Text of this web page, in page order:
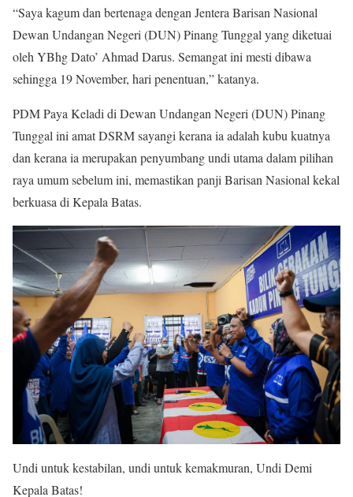
“Saya kagum dan bertenaga dengan Jentera Barisan Nasional
Dewan Undangan Negeri (DUN) Pinang Tunggal yang diketuai
oleh YBhg Dato’ Ahmad Darus. Semangat ini mesti dibawa
sehingga 19 November, hari penentuan,” katanya.
PDM Paya Keladi di Dewan Undangan Negeri (DUN) Pinang
Tunggal ini amat DSRM sayangi kerana ia adalah kubu kuatnya
dan kerana ia merupakan penyumbang undi utama dalam pilihan
raya umum sebelum ini, memastikan panji Barisan Nasional kekal
berkuasa di Kepala Batas.
Undi untuk kestabilan, undi untuk kemakmuran, Undi Demi
Kepala Batas!